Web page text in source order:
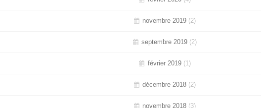
novembre 2019 (2)
septembre 2019 (2)
février 2019(1)
décembre 2018 (2)
novembre 2018 (3)